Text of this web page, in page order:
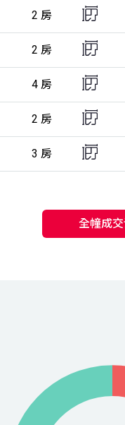
2 房
2 房
4 房
2 房
3 房
全幢成